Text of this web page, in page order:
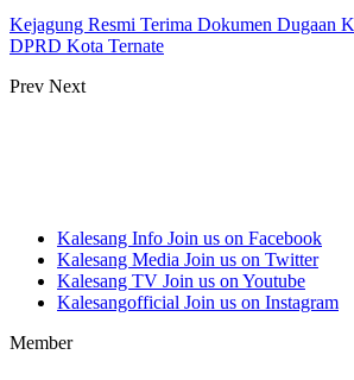
Kejagung Resmi Terima Dokumen Dugaan
DPRD Kota Ternate
Prev Next
Kalesang Info Join us on Facebook
Kalesang Media Join us on Twitter
Kalesang TV Join us on Youtube
Kalesangofficial Join us on Instagram
Member